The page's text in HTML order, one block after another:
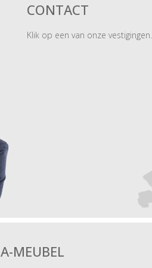
CONTACT
Klik op een van onze vestigingen.
MEUBEL